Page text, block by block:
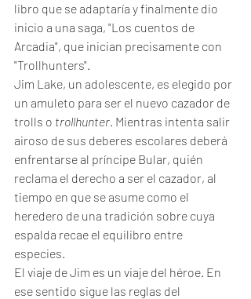
libro que se adaptaría y finalmente dio
inicio a una saga, "Los cuentos de
Arcadia", que inician precisamente con
"Trollhunters".
Jim Lake, un adolescente, es elegido por
un amuleto para ser el nuevo cazador de
trolls o trollhunter. Mientras intenta salir
airoso de sus deberes escolares deberá
enfrentarse al príncipe Bular, quién
reclama el derecho a ser el cazador, al
tiempo en que se asume como el
heredero de una tradición sobre cuya
espalda recae el equilibro entre
especies.
El viaje de Jim es un viaje del héroe. En
ese sentido sigue las reglas del